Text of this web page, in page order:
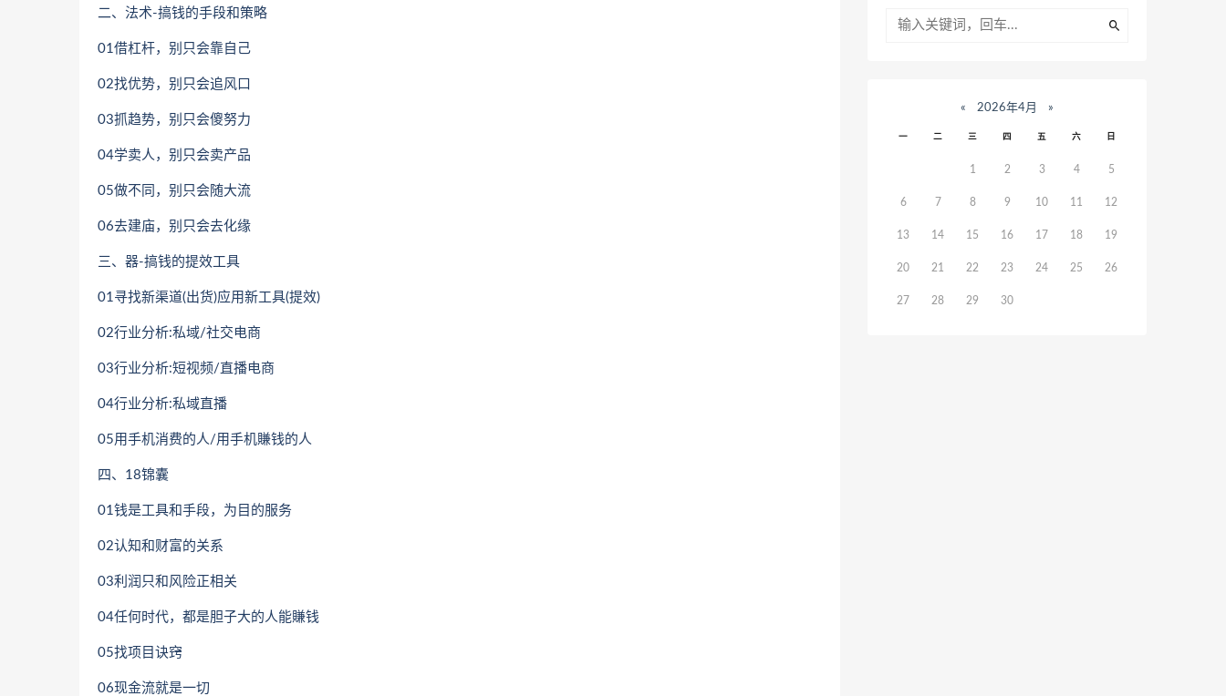
二、法术-搞钱的手段和策略
01借杠杆，别只会靠自己
02找优势，别只会追风口
03抓趋势，别只会傻努力
04学卖人，别只会卖产品
05做不同，别只会随大流
06去建庙，别只会去化缘
三、器-搞钱的提效工具
01寻找新渠道(出货)应用新工具(提效)
02行业分析:私域/社交电商
03行业分析:短视频/直播电商
04行业分析:私域直播
05用手机消费的人/用手机賺钱的人
四、18锦囊
01钱是工具和手段，为目的服务
02认知和财富的关系
03利润只和风险正相关
04任何时代，都是胆子大的人能賺钱
05找项目诀窍
06现金流就是一切
« 2026年4月 »
一 二 三 四 五 六 日
1 2 3 4 5
6 7 8 9 10 11 12
13 14 15 16 17 18 19
20 21 22 23 24 25 26
27 28 29 30